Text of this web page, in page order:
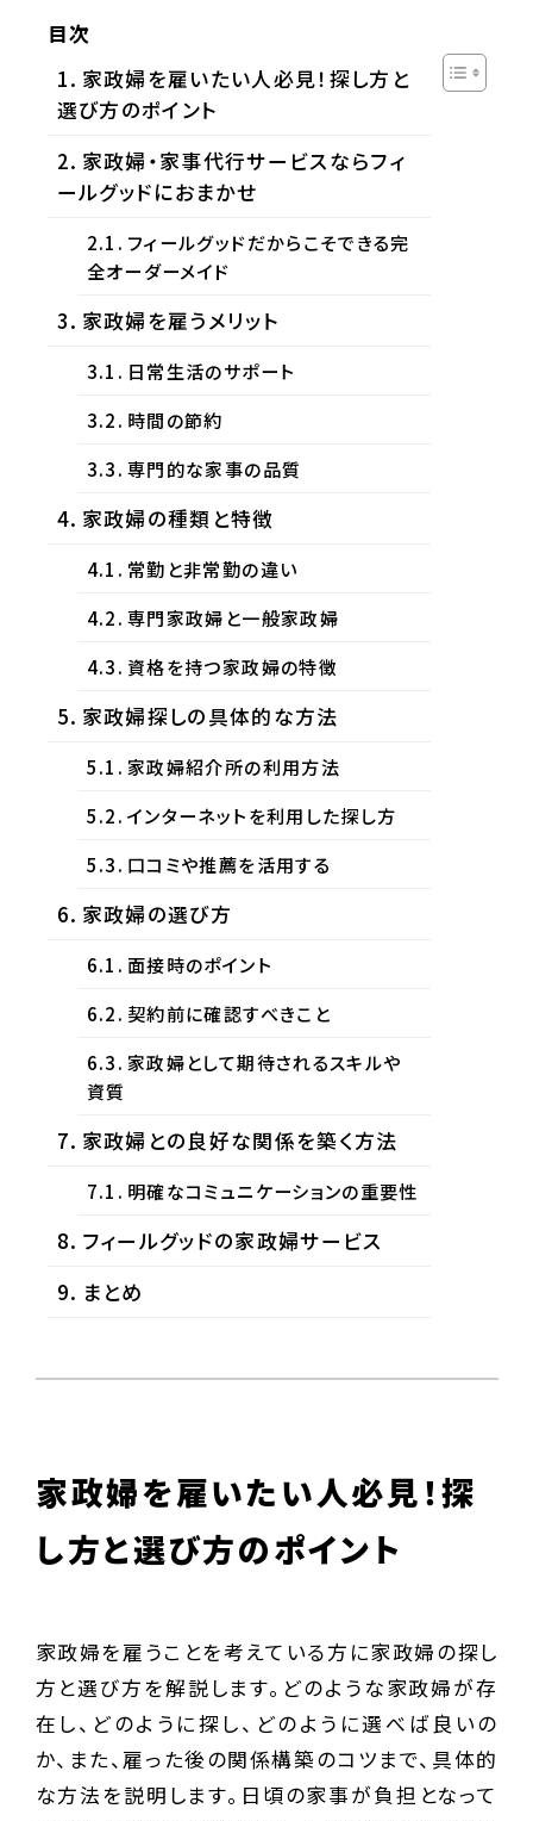
目次
家政婦を雇いたい人必見！探し方と
選び方のポイント
家政婦・家事代行サービスならフィ
ールグッドにおまかせ
フィールグッドだからこそできる完
全オーダーメイド
家政婦を雇うメリット
日常生活のサポート
時間の節約
専門的な家事の品質
家政婦の種類と特徴
常勤と非常勤の違い
専門家政婦と一般家政婦
資格を持つ家政婦の特徴
家政婦探しの具体的な方法
家政婦紹介所の利用方法
インターネットを利用した探し方
口コミや推薦を活用する
家政婦の選び方
面接時のポイント
契約前に確認すべきこと
家政婦として期待されるスキルや
資質
家政婦との良好な関係を築く方法
明確なコミュニケーションの重要性
フィールグッドの家政婦サービス
まとめ
家政婦を雇いたい人必見！探
し方と選び方のポイント
家政婦を雇うことを考えている方に家政婦の探し
方と選び方を解説します。どのような家政婦が存
在し、どのように探し、どのように選べば良いの
か、また、雇った後の関係構築のコツまで、具体的
な方法を説明します。日頃の家事が負担となって